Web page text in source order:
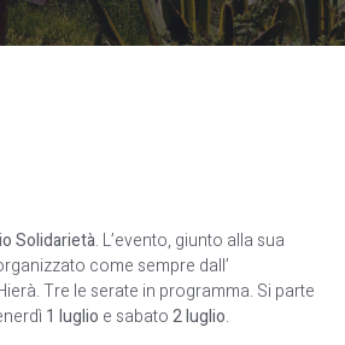
Solidarietà. L’evento, giunto alla sua
come sempre dall’
Tre le serate in programma. Si parte
1 luglio e sabato2 luglio.